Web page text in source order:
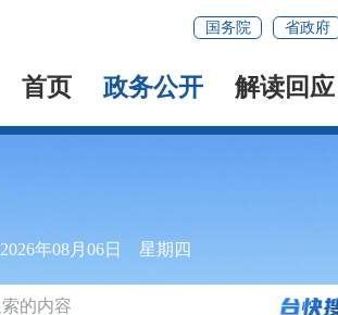
国务院 省政府
首页 政务公开 解读回应
2026年08月06日 星期四